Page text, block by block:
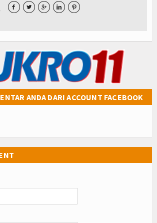
    
ANDA DARI ACCOUNT FACEBOOK